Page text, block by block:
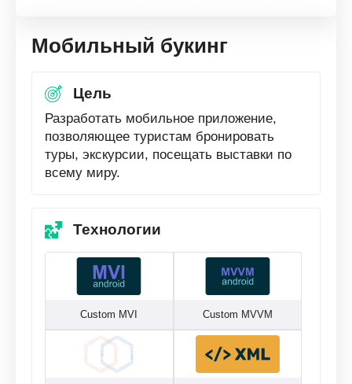
Мобильный букинг
Цель
Разработать мобильное приложение,
позволяющее туристам бронировать
туры, экскурсии, посещать выставки по
всему миру.
Технологии
Custom MVI Custom MVVM